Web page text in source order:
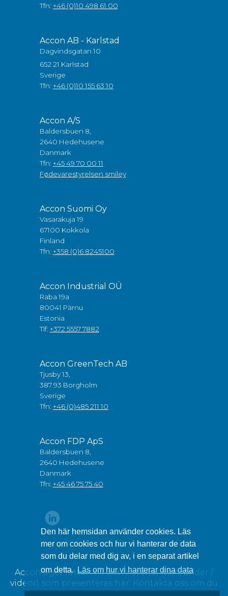
Den här hemsidan använder cookies. Läs
mer om cookies och hur vi hanterar de data
som du delar med dig av, i en separat artikel
om detta.Läs om hur vi hanterar dina data
Tfn: +46 (0)10 498 61 00
Accon AB - Karlstad
Dagvindsgatan 10
652 21 Karlstad
Sverige
Tfn: +46 (0)10 155 63 10
Accon A/S
Baldersbuen 8,
2640 Hedehusene
Danmark
Tfn: +45 49 70 00 11
Fødevarestyrelsen smiley
Accon Suomi Oy
Vasarakuja 19
67100 Kokkola
Finland
Tfn: +358 (0)6 8245100
Accon Industrial OÜ
Raba 19a
80041 Pärnu
Estonia
Tlf: +372 5557 7882
Accon GreenTech AB
Tjusby 13,
387 93 Borgholm
Sverige
Tfn: +46 (0)485 211 10
Accon FDP ApS
Baldersbuen 8,
2640 Hedehusene
Danmark
Tfn: +45 46 75 75 40
Accon äger rätten till allt material (text, bilder /
videor) som presenteras här. Kontakta oss om du